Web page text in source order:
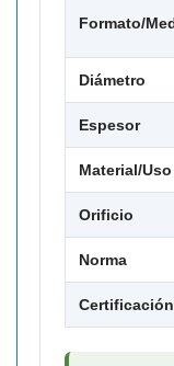
Formato/
Diámetro
Espesor
Material/Uso
Orificio
Norma
Certificación